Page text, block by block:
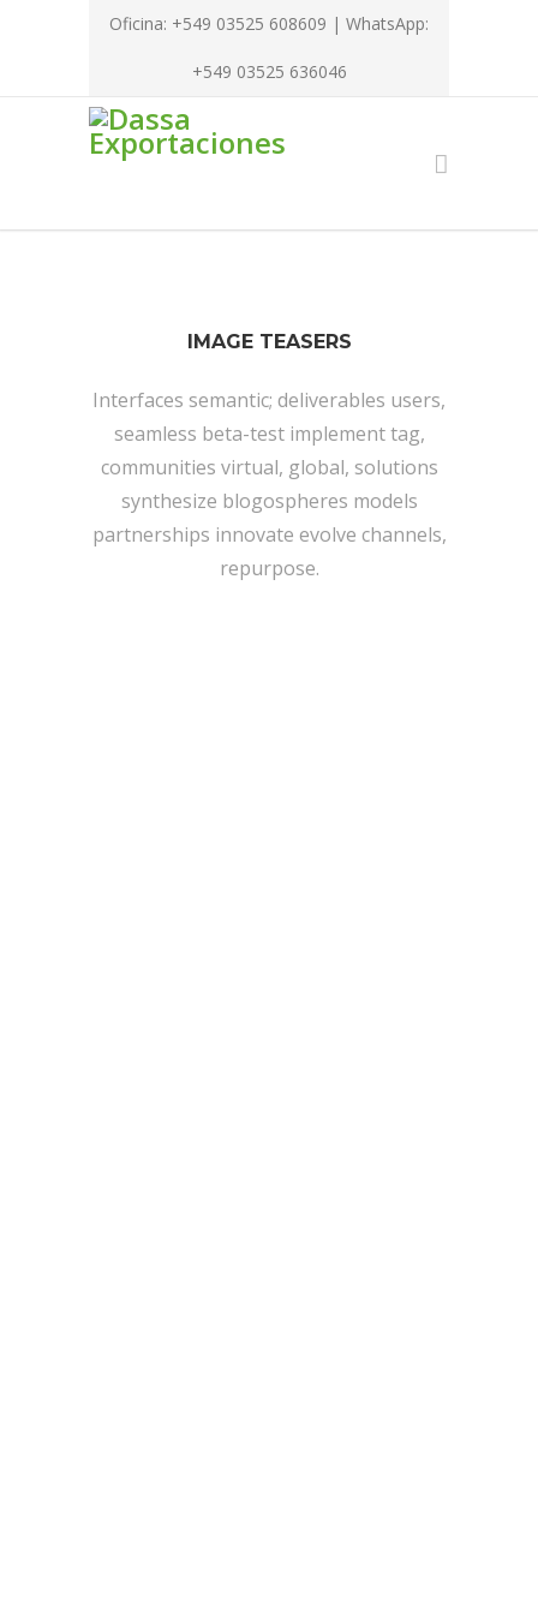
Oficina: +549 03525 608609 | WhatsApp:
+549 03525 636046
IMAGE TEASERS
Interfaces semantic; deliverables users,
seamless beta-test implement tag,
communities virtual, global, solutions
synthesize blogospheres models
partnerships innovate evolve channels,
repurpose.